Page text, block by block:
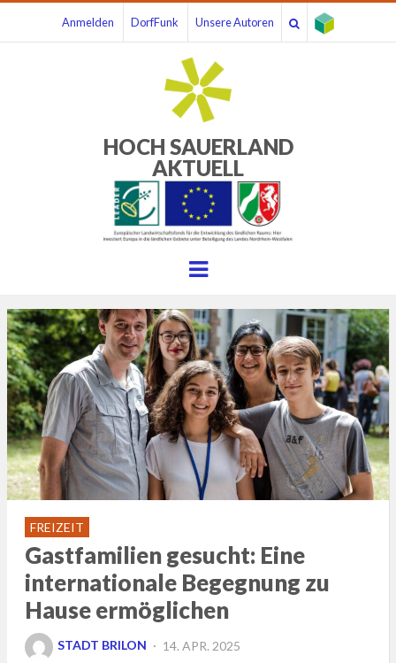
Anmelden DorfFunk Unsere Autoren
HOCH SAUERLAND
AKTUELL
Menu
FREIZEIT
Gastfamilien gesucht: Eine
internationale Begegnung zu
Hause ermöglichen
STADT BRILON
POSTED
14. APR. 2025